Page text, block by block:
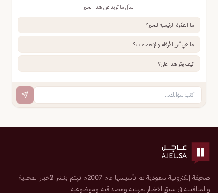
اسأل ما تريد عن هذا الخبر
ما الفكرة الرئيسية للخبر؟
ما هي أبرز الأرقام والإحصاءات؟
كيف يؤثر هذا علي؟
صحيفة إلكترونية سعودية تم تأسيسها عام 2007م تهتم بنشر الأخبار المحلية
والمنافسة في سبق الأخبار بمهنية ومصداقية وموضوعية